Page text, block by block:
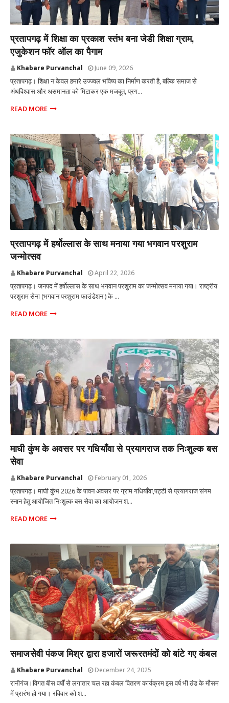
प्रतापगढ़ में शिक्षा का प्रकाश स्तंभ बना जेडी शिक्षा ग्राम,
एजुकेशन फॉर ऑल का पैगाम
Khabare Purvanchal June 09, 2026
प्रतापगढ़। शिक्षा न केवल हमारे उज्ज्वल भविष्य का निर्माण करती है, बल्कि समाज से
अंधविश्वास और असमानता को मिटाकर एक मजबूत, प्रग...
READ MORE
प्रतापगढ़ में हर्षोल्लास के साथ मनाया गया भगवान परशुराम
जन्मोत्सव
Khabare Purvanchal April 22, 2026
प्रतापगढ़। जनपद में हर्षोल्लास के साथ भगवान परशुराम का जन्मोत्सव मनाया गया। राष्ट्रीय
परशुराम सेना (भगवान परशुराम फाउंडेशन ) के ...
READ MORE
माघी कुंभ के अवसर पर गधियाँवा से प्रयागराज तक निःशुल्क बस
सेवा
Khabare Purvanchal February 01, 2026
प्रतापगढ़। माघी कुंभ 2026 के पावन अवसर पर ग्राम गधियाँवा,पट्टी से प्रयागराज संगम
स्नान हेतु आयोजित निःशुल्क बस सेवा का आयोजन श...
READ MORE
समाजसेवी पंकज मिश्र द्वारा हजारों जरूरतमंदों को बांटे गए कंबल
Khabare Purvanchal December 24, 2025
रानीगंज।विगत बीस वर्षों से लगातार चल रहा कंबल वितरण कार्यक्रम इस वर्ष भी ठंड के मौसम
में प्रारंभ हो गया। रविवार को श...